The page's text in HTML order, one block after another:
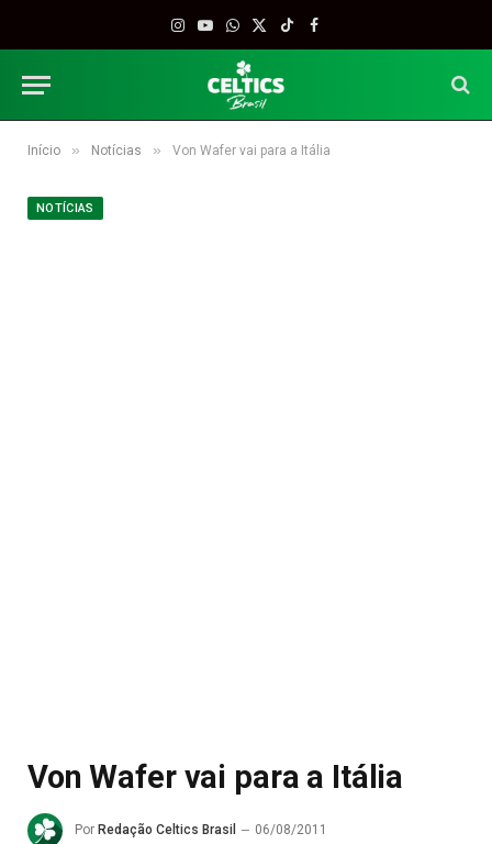
Instagram
YouTube
WhatsApp
X
TikTokFacebook
Início » Notícias » Von Wafer vai para a Itália
NOTÍCIAS
Von Wafer vai para a Itália
Por Redação Celtics Brasil
06/08/2011